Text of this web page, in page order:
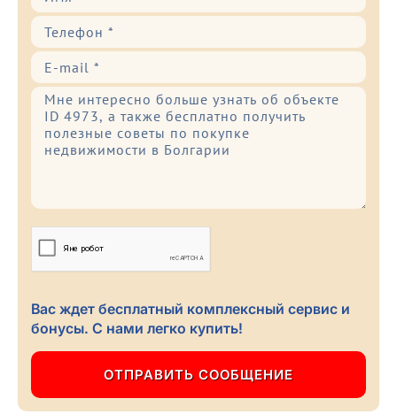
Вас ждет бесплатный комплексный сервис и
бонусы. С нами легко купить!